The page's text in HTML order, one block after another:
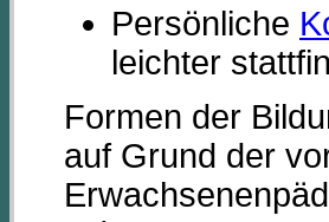
Persönliche
leichter
Formen der
auf Grund der